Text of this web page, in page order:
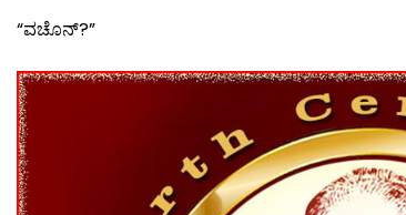
“ವಚೊನ್?”